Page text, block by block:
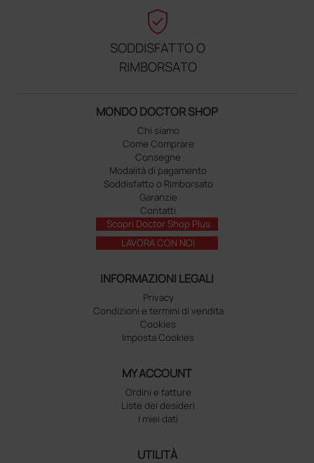
verified_user
SODDISFATTO O
RIMBORSATO
MONDO DOCTOR SHOP
Chi siamo
Come Comprare
Consegne
Modalità di pagamento
Soddisfatto o Rimborsato
Garanzie
Contatti
Scopri Doctor Shop Plus
LAVORA CON NOI
INFORMAZIONI LEGALI
Privacy
Condizioni e termini di vendita
Cookies
Imposta Cookies
MY ACCOUNT
Ordini e fatture
Liste dei desideri
I miei dati
UTILITÀ